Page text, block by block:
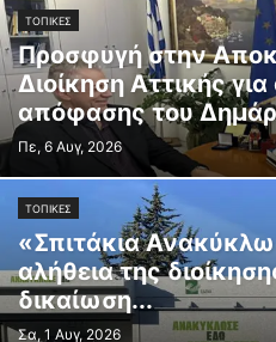
ΤΟΠΙΚΕΣ
Προσφυγή στην
Διοίκηση Αττικής
απόφασης του
Πε, 6 Αυγ, 2026
ΤΟΠΙΚΕΣ
«Σπιτάκια
αλήθεια της
δικαίωση...
Σα, 1 Αυγ, 2026